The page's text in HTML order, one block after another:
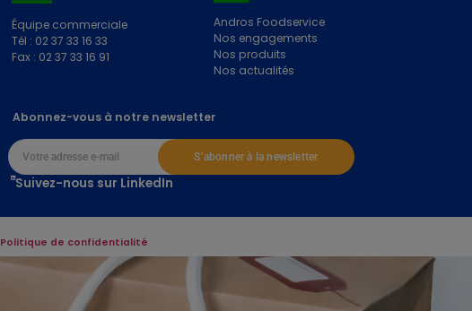
Équipe commerciale
Tél : 02 37 33 16 33
Fax : 02 37 33 16 91
Andros Foodservice
Nos engagements
Nos produits
Nos actualités
Abonnez-vous à notre newsletter
S’abonner à la newsletter
Suivez-nous sur LinkedIn
Politique de confidentialité